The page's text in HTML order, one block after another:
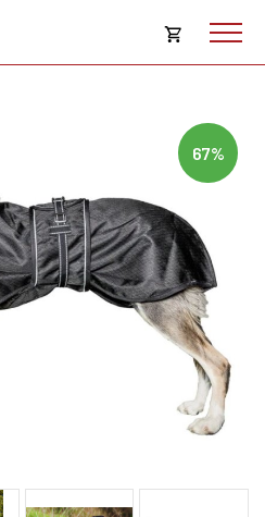
Opna
Loka
67%